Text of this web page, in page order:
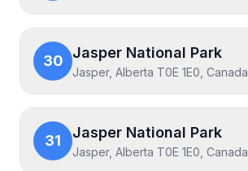
30 Jasper National Park
Jasper, Alberta T0E 1E0, Canada
31 Jasper National Park
Jasper, Alberta T0E 1E0, Canada